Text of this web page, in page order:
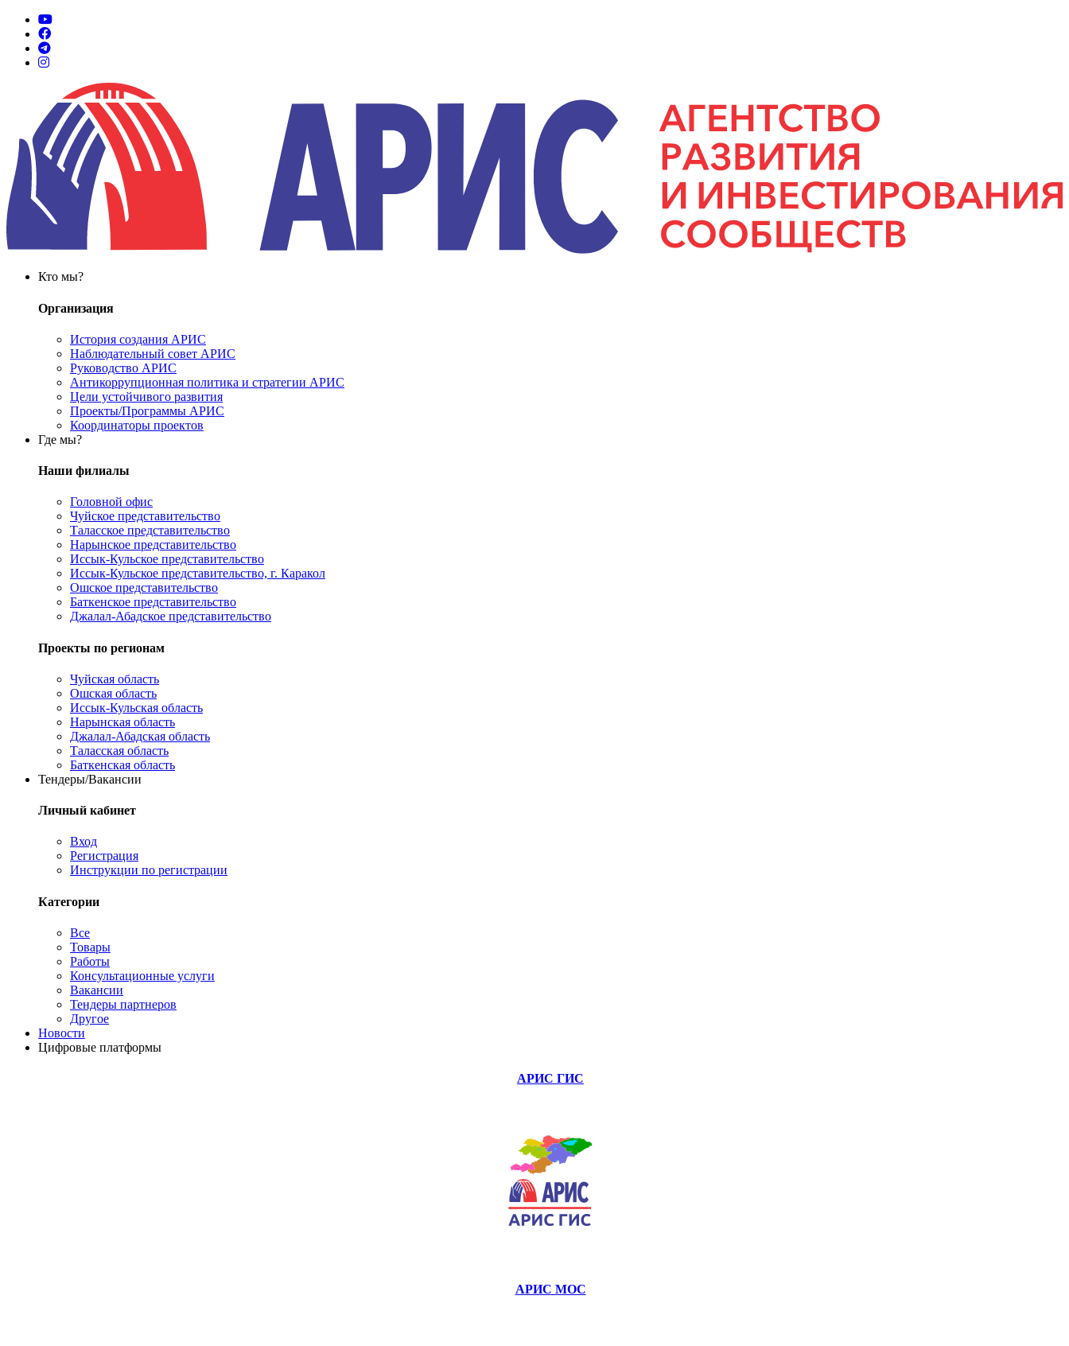
Кто мы?
Организация
История создания АРИС
Наблюдательный совет АРИС
Руководство АРИС
Антикоррупционная политика и стратегии АРИС
Цели устойчивого развития
Проекты/Программы АРИС
Координаторы проектов
Где мы?
Наши филиалы
Головной офис
Чуйское представительство
Таласское представительство
Нарынское представительство
Иссык-Кульское представительство
Иссык-Кульское представительство, г. Каракол
Ошское представительство
Баткенское представительство
Джалал-Абадское представительство
Проекты по регионам
Чуйская область
Ошская область
Иссык-Кульская область
Нарынская область
Джалал-Абадская область
Таласская область
Баткенская область
Тендеры/Вакансии
Личный кабинет
Вход
Регистрация
Инструкции по регистрации
Категории
Все
Товары
Работы
Консультационные услуги
Вакансии
Тендеры партнеров
Другое
Новости
Цифровые платформы
АРИС ГИС
АРИС МОС